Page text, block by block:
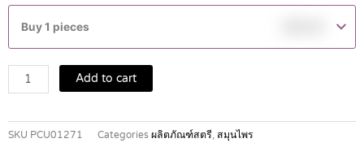
Buy 1 pieces
เล่ง
คุณ
สูตร2
250ซีๆ
Add to cart
SKU PCU01271 Categories ผลิตภัณฑ์สตรี, สมุนไพร